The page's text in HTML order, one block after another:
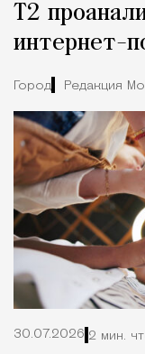
Т2
интернет-
Город Редакция
30.07.2026 2 мин.